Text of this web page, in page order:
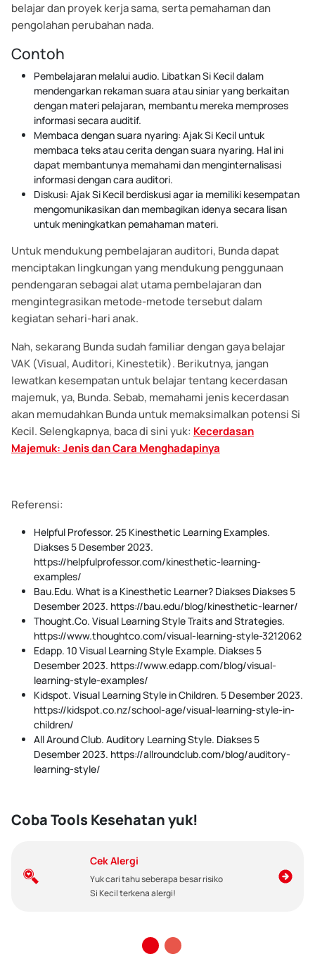
belajar dan proyek kerja sama, serta pemahaman dan
pengolahan perubahan nada.
Contoh
Pembelajaran melalui audio. Libatkan Si Kecil dalam
mendengarkan rekaman suara atau siniar yang berkaitan
dengan materi pelajaran, membantu mereka memproses
informasi secara auditif.
Membaca dengan suara nyaring: Ajak Si Kecil untuk
membaca teks atau cerita dengan suara nyaring. Hal ini
dapat membantunya memahami dan menginternalisasi
informasi dengan cara auditori.
Diskusi: Ajak Si Kecil berdiskusi agar ia memiliki kesempatan
mengomunikasikan dan membagikan idenya secara lisan
untuk meningkatkan pemahaman materi.
Untuk mendukung pembelajaran auditori, Bunda dapat
menciptakan lingkungan yang mendukung penggunaan
pendengaran sebagai alat utama pembelajaran dan
mengintegrasikan metode-metode tersebut dalam
kegiatan sehari-hari anak.
Nah, sekarang Bunda sudah familiar dengan gaya belajar
VAK (Visual, Auditori, Kinestetik). Berikutnya, jangan
lewatkan kesempatan untuk belajar tentang kecerdasan
majemuk, ya, Bunda. Sebab, memahami jenis kecerdasan
akan memudahkan Bunda untuk memaksimalkan potensi Si
Kecil. Selengkapnya, baca di sini yuk: Kecerdasan
Majemuk: Jenis dan Cara Menghadapinya
Referensi:
Helpful Professor. 25 Kinesthetic Learning Examples.
Diakses 5 Desember 2023.
https://helpfulprofessor.com/kinesthetic-learning-
examples/
Bau.Edu. What is a Kinesthetic Learner? Diakses Diakses 5
Desember 2023. https://bau.edu/blog/kinesthetic-learner/
Thought.Co. Visual Learning Style Traits and Strategies.
https://www.thoughtco.com/visual-learning-style-3212062
Edapp. 10 Visual Learning Style Example. Diakses 5
Desember 2023. https://www.edapp.com/blog/visual-
learning-style-examples/
Kidspot. Visual Learning Style in Children. 5 Desember 2023.
https://kidspot.co.nz/school-age/visual-learning-style-in-
children/
All Around Club. Auditory Learning Style. Diakses 5
Desember 2023. https://allroundclub.com/blog/auditory-
learning-style/
Coba Tools Kesehatan yuk!
Cek Alergi
Yuk cari tahu seberapa besar risiko
Si Kecil terkena alergi!